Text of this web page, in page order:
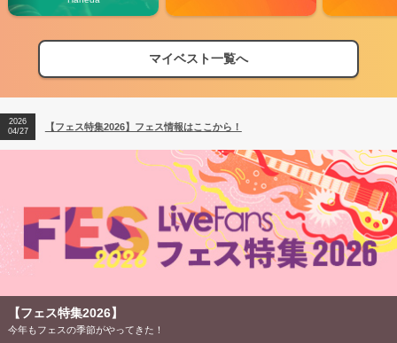
マイベスト一覧へ
【フェス特集2026】フェス情報はここから！
【ライブ動員ランキング】2026年上半期編発表！
2026
04/27
【フェス特集2026】フェス情報はここから！
2026
【ライブ動員ランキング】2026年上半期編発表！
【フェス特集2026】
今年もフェスの季節がやってきた！